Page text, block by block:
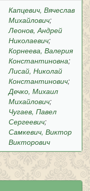
Капцевич, Вячеслав
Михайлович;
Леонов, Андрей
Николаевич;
Корнеева, Валерия
Константиновна;
Лисай, Николай
Константинович;
Дечко, Михаил
Михайлович;
Чугаев, Павел
Сергеевич;
Самкевич, Виктор
Викторович